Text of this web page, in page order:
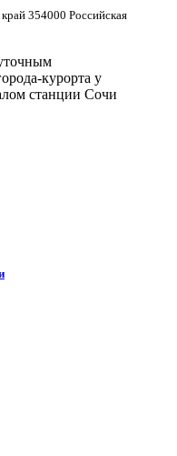
354000 Российская
курорта у
станции Сочи